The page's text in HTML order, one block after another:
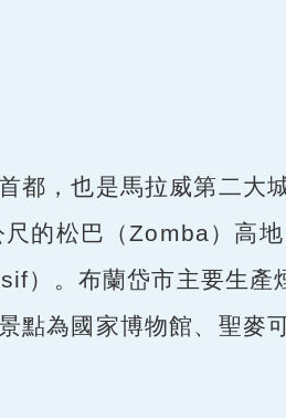
都，也是馬拉威第二大
的松巴（Zomba）高
）。布蘭岱市主要生產
點為國家博物館、聖